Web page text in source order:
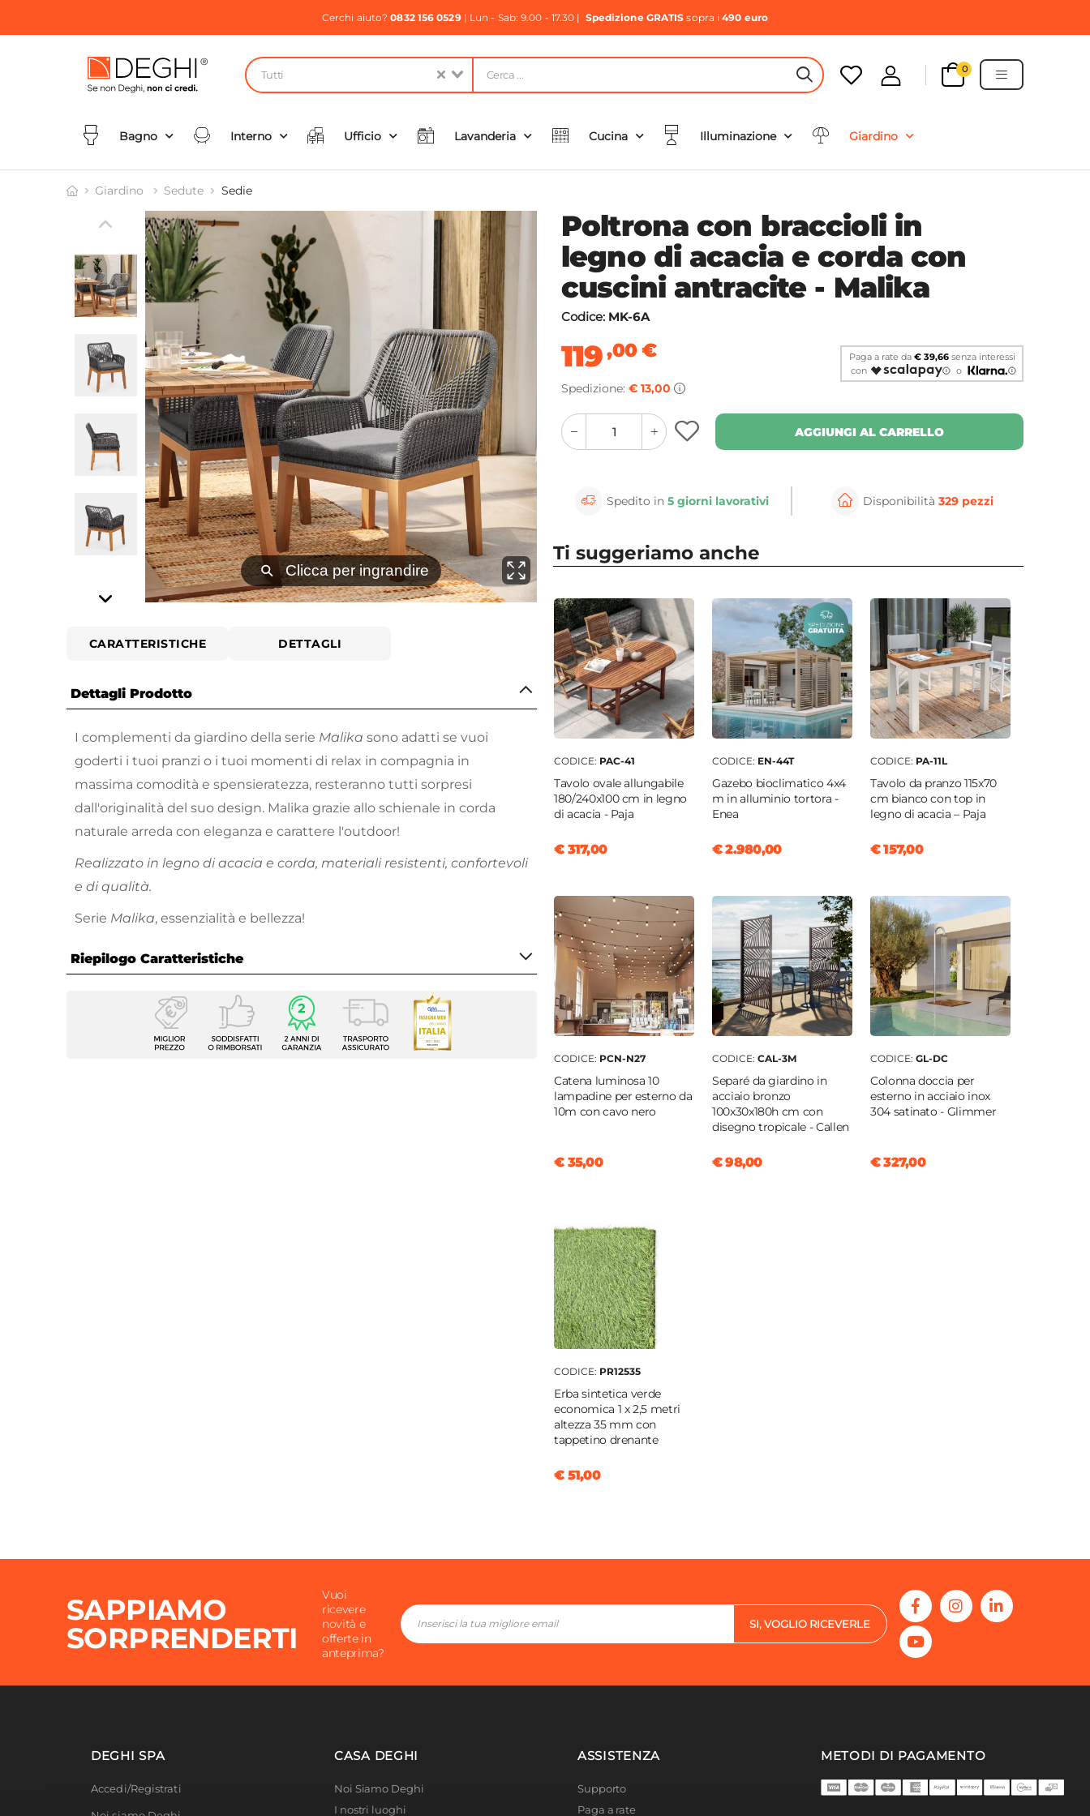
Cerchi aiuto?0832 156 0529| Lun - Sab: 9.00 - 17.30 | Spedizione GRATIS sopra i490 euro
Tutti HEADER SEARCH BUTTON
0
Bagno Interno Ufficio Lavanderia Cucina Illuminazione Giardino
Giardino Sedute Sedie
⚲ Clicca per ingrandire ⚲ Clicca per ingrandire
CARATTERISTICHE DETTAGLI
Dettagli Prodotto
I complementi da giardino della serie Malika sono adatti se vuoi
goderti i tuoi pranzi o i tuoi momenti di relax in compagnia in
massima comodità e spensieratezza, resteranno tutti sorpresi
dall'originalità del suo design. Malika grazie allo schienale in corda
naturale arreda con eleganza e carattere l'outdoor!
Realizzato in legno di acacia e corda, materiali resistenti, confortevoli
e di qualità.
Serie Malika, essenzialità e bellezza!
Riepilogo Caratteristiche
Caratteristiche
Sedia da giardino
Malika
Poltrona con braccioli in
legno di acacia e corda con
cuscini antracite - Malika
Codice: MK-6A
119,00€
Spedizione: € 13,00
Paga a rate da € 39,66senza interessi
con
o
quantity
button
quantity
minus
button
AGGIUNGI AL CARRELLO
Spedito in5 giorni lavorativi Disponibilità 329 pezzi
Ti suggeriamo anche
CODICE: PAC-41
Tavolo ovale allungabile
180/240x100 cm in legno
di acacia - Paja
€ 317,00
CODICE: EN-44T
Gazebo bioclimatico 4x4
m in alluminio tortora -
Enea
€ 2.980,00
CODICE: PA-11L
Tavolo da pranzo 115x70
cm bianco con top in
legno di acacia – Paja
€ 157,00
CODICE: PCN-N27
Catena luminosa 10
lampadine per esterno da
10m con cavo nero
€ 35,00
CODICE: CAL-3M
Separé da giardino in
acciaio bronzo
100x30x180h cm con
disegno tropicale - Callen
€ 98,00
CODICE: GL-DC
Colonna doccia per
esterno in acciaio inox
304 satinato - Glimmer
€ 327,00
CODICE: PR12535
Erba sintetica verde
economica 1 x 2,5 metri
altezza 35 mm con
tappetino drenante
€ 51,00
SAPPIAMO
SORPRENDERTI
Vuoi
ricevere
novità e
offerte in
anteprima?
SI, VOGLIO RICEVERLE
DEGHI SPA
Accedi/Registrati
CASA DEGHI
Noi Siamo Deghi
I nostri luoghi
ASSISTENZA
Supporto
Paga a rate
METODI DI PAGAMENTO